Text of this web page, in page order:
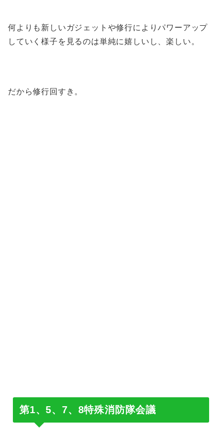
何よりも新しいガジェットや修行によりパワーアップ
していく様子を見るのは単純に嬉しいし、楽しい。
だから修行回すき。
第1、5、7、8特殊消防隊会議